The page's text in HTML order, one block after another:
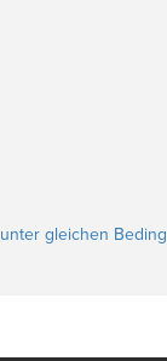
gleichen